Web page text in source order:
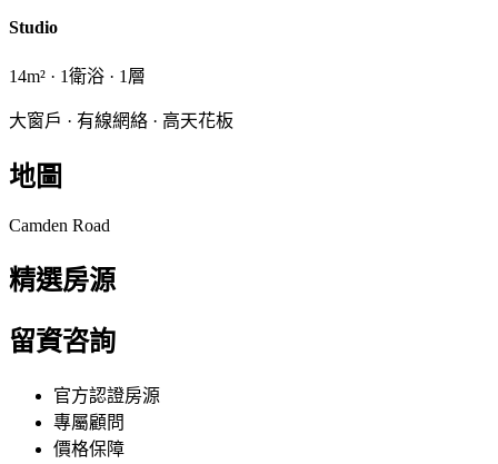
Studio
14m² · 1衛浴 · 1層
大窗戶 · 有線網絡 · 高天花板
地圖
Camden Road
精選房源
留資咨詢
官方認證房源
專屬顧問
價格保障